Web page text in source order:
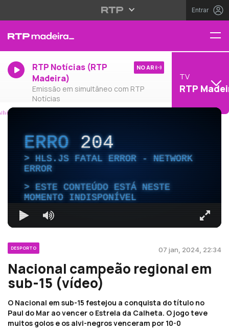
Entrar
RTP Notícias (RTP
Madeira)
Emissão em simultâneo com RTP
Notícias
NO AR
TV
RTP
ERRO204
HLS.JS FATAL ERROR - NETWORK
ERROR
ESTE CONTEÚDO ESTÁ NESTE
MOMENTO INDISPONÍVEL
DESPORTO 07 jan, 2024, 22:34
Nacional campeão regional em
sub-15 (vídeo)
O Nacional em sub-15 festejou a conquista do título no
Paul do Mar ao vencer o Estrela da Calheta. O jogo teve
muitos golos e os alvi-negros venceram por 10-0